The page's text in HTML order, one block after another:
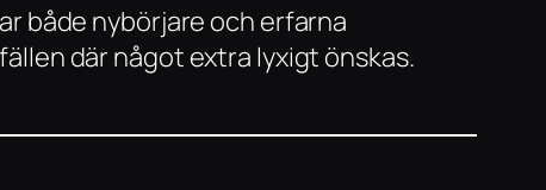
både nybörjare och erfarna
där något extra lyxigt önskas.